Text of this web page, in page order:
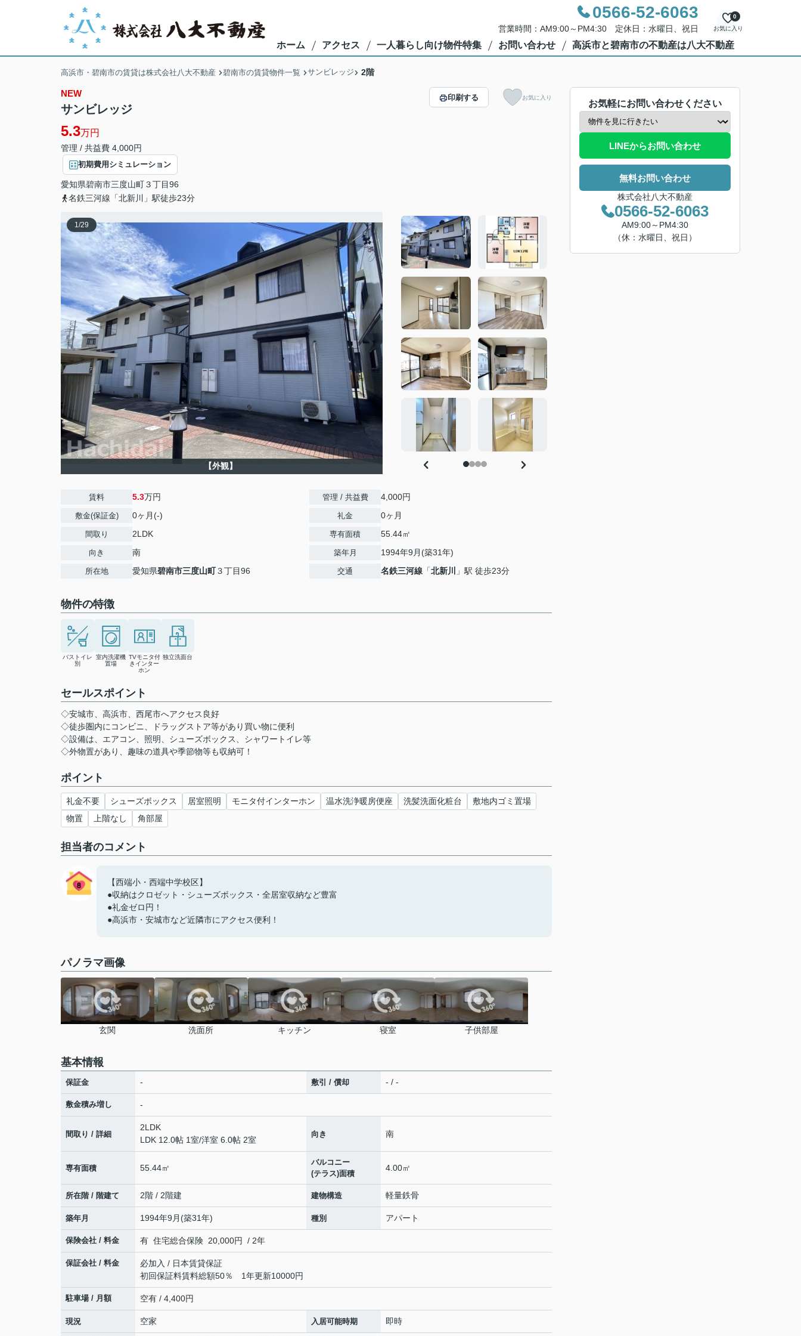
0566-52-6063
営業時間：AM9:00～PM4:30 定休日：水曜日、祝日 お気に入り
0
ホーム アクセス 一人暮らし向け物件特集 お問い合わせ 高浜市と碧南市の不動産は八大不動産
高浜市・碧南市の賃貸は株式会社八大不動産 碧南市の賃貸物件一覧 サンビレッジ 2階
NEW
サンビレッジ
5.3万円
管理 / 共益費 4,000円
初期費用シミュレーション
愛知県碧南市三度山町３丁目96
名鉄三河線「北新川」駅徒歩23分
印刷する お気に入り
1/29
【外観】
賃料 5.3万円
敷金(保証金) 0ヶ月(-)
間取り 2LDK
向き 南
所在地 愛知県碧南市三度山町３丁目96
管理 / 共益費 4,000円
礼金 0ヶ月
専有面積 55.44㎡
築年月 1994年9月(築31年)
交通 名鉄三河線 「北新川 」駅 徒歩23分
物件の特徴
バストイレ
別
室内洗濯機
置場
TVモニタ付
きインター
ホン
独立洗面台
セールスポイント
◇安城市、高浜市、西尾市へアクセス良好
◇徒歩圏内にコンビニ、ドラッグストア等があり買い物に便利
◇設備は、エアコン、照明、シューズボックス、シャワートイレ等
◇外物置があり、趣味の道具や季節物等も収納可！
ポイント
礼金不要 シューズボックス 居室照明 モニタ付インターホン 温水洗浄暖房便座 洗髪洗面化粧台
敷地内ゴミ置場
物置
上階なし 角部屋
担当者のコメント
【西端小・西端中学校区】
●収納はクロゼット・シューズボックス・全居室収納など豊富
●礼金ゼロ円！
●高浜市・安城市など近隣市にアクセス便利！
パノラマ画像
玄関 洗面所 キッチン 寝室 子供部屋
基本情報
保証金 - 敷引 / 償却 - / -
敷金積み増し -
間取り / 詳細
2LDK
LDK 12.0帖 1室/洋室 6.0帖 2室
向き 南
専有面積 55.44㎡
バルコニー
(テラス)面積
4.00㎡
所在階 / 階建て 2階 / 2階建 建物構造 軽量鉄骨
築年月 1994年9月(築31年) 種別 アパート
保険会社 / 料金 有 住宅総合保険 20,000円 / 2年
保証会社 / 料金
必加入 / 日本賃貸保証
初回保証料賃料総額50％ 1年更新10000円
駐車場 / 月額 空有 / 4,400円
現況 空家 入居可能時期 即時
お気軽にお問い合わせください
LINEからお問い合わせ
無料お問い合わせ
株式会社八大不動産
0566-52-6063
AM9:00～PM4:30
（休：水曜日、祝日）